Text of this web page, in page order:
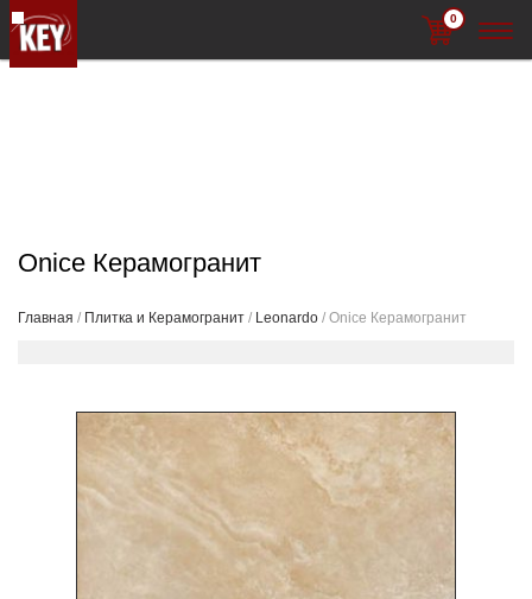
0
Onice Керамогранит
Главная / Плитка и Керамогранит / Leonardo / Onice Керамогранит